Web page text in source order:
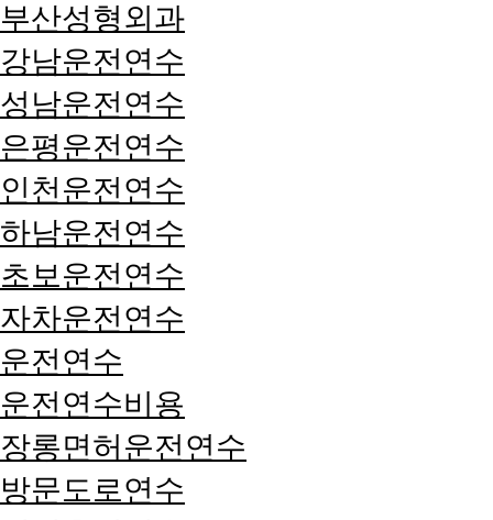
부산성형외과
강남운전연수
성남운전연수
은평운전연수
인천운전연수
하남운전연수
초보운전연수
자차운전연수
운전연수
운전연수비용
장롱면허운전연수
방문도로연수